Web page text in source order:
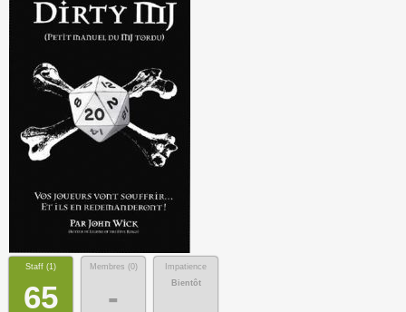
Staff (1)
65
Membres (0)
-
Impatience
Bientôt